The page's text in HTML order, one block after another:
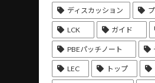
ディスカッション
LCK ガイド
PBEパッチノート
LEC トップ